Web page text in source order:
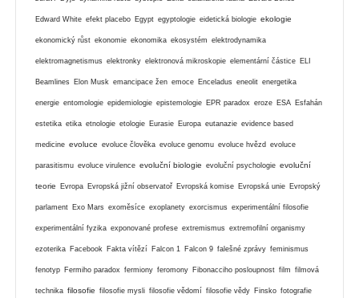
Edward White efekt placebo Egypt egyptologie eidetická biologie ekologie
ekonomický růst ekonomie ekonomika ekosystém elektrodynamika
elektromagnetismus elektronky elektronová mikroskopie elementární částice ELI
Beamlines Elon Musk emancipace žen emoce Enceladus eneolit energetika
energie entomologie epidemiologie epistemologie EPR paradox eroze ESA Esfahán
estetika etika etnologie etologie Eurasie Europa eutanazie evidence based
medicine evoluce evoluce člověka evoluce genomu evoluce hvězd evoluce
parasitismu evoluce virulence evoluční biologie evoluční psychologie evoluční
teorie Evropa Evropská jižní observatoř Evropská komise Evropská unie Evropský
parlament Exo Mars exoměsíce exoplanety exorcismus experimentální filosofie
experimentální fyzika exponované profese extremismus extremofilní organismy
ezoterika Facebook Fakta vítězí Falcon 1 Falcon 9 falešné zprávy feminismus
fenotyp Fermiho paradox fermiony feromony Fibonacciho posloupnost film filmová
technika filosofie filosofie mysli filosofie vědomí filosofie vědy Finsko fotografie